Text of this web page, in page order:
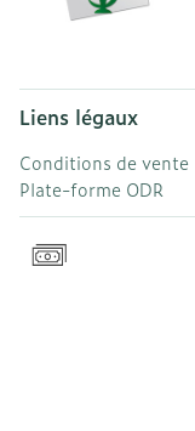
Liens légaux
Conditions de vente
Plate-forme ODR